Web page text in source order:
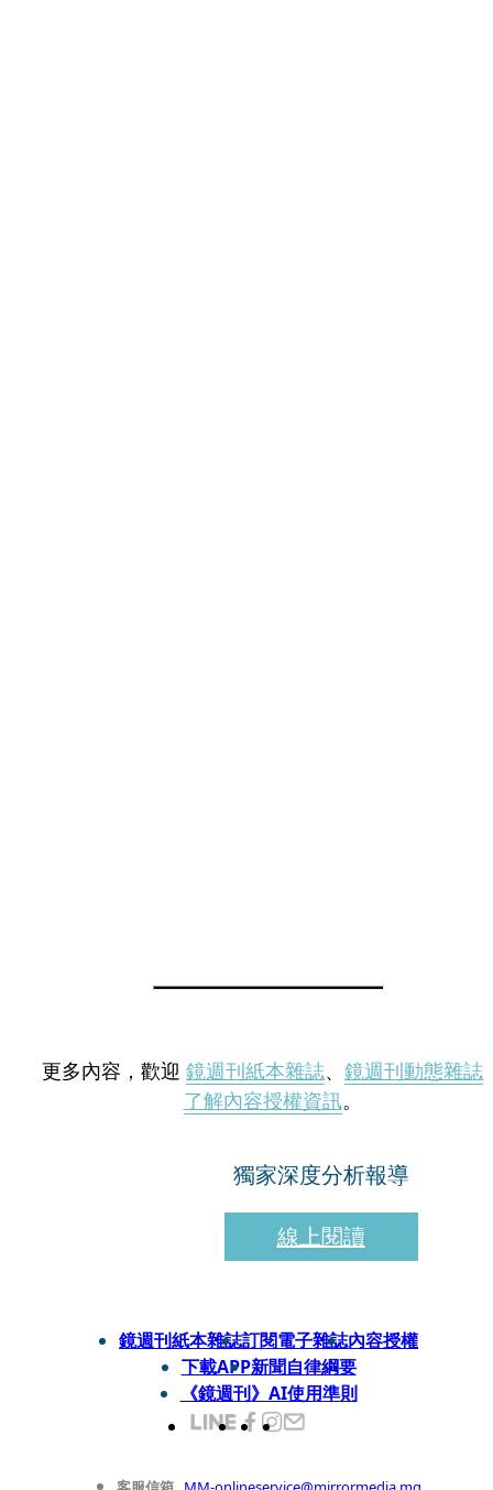
更多內容，歡迎 鏡週刊紙本雜誌、 鏡週刊動態雜誌
了解內容授權資訊。
獨家深度分析報導
線上閱讀
鏡週刊紙本雜誌訂閱電子雜誌內容授權
下載APP新聞自律綱要
《鏡週刊》AI使用準則